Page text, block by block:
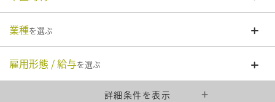
業種を選ぶ
雇用形態 / 給与を選ぶ
詳細条件を表示